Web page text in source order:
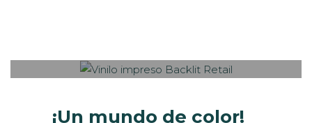
¡Un mundo de color!